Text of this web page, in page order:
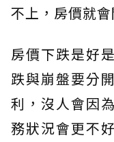
不上，房價就會
房價下跌是好
跌與崩盤要分
利，沒人會因
務狀況會更不